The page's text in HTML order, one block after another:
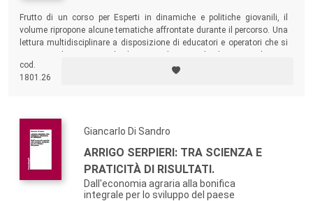
Frutto di un corso per Esperti in dinamiche e politiche giovanili, il
volume ripropone alcune tematiche affrontate durante il percorso. Una
lettura multidisciplinare a disposizione di educatori e operatori che si
animatori, amministratori che hanno l’interesse e la volontà di
indagare con attenzione l’affascinante quanto variopinto e complesso
cod.
1801.26
Giancarlo Di Sandro
ARRIGO SERPIERI: TRA SCIENZA E
PRATICITÀ DI RISULTATI.
Dall'economia agraria alla bonifica
integrale per lo sviluppo del paese